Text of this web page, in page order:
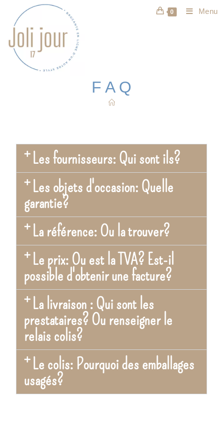
0 Menu
F A Q
Les fournisseurs: Qui sont ils?
Les objets d'occasion: Quelle
garantie?
La référence: Ou la trouver?
Le prix: Ou est la TVA? Est-il
possible d'obtenir une facture?
La livraison : Qui sont les
prestataires? Ou renseigner le
relais colis?
Le colis: Pourquoi des emballages
usagés?